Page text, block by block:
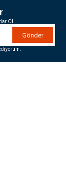
Ol!
Gönder